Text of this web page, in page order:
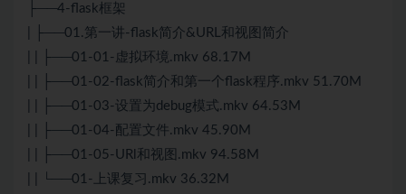
├──4-flask框架
| ├──01.第一讲-flask简介&URL和视图简介
| | ├──01-01-虚拟环境.mkv 68.17M
| | ├──01-02-flask简介和第一个flask程序.mkv 51.70M
| | ├──01-03-设置为debug模式.mkv 64.53M
| | ├──01-04-配置文件.mkv 45.90M
| | ├──01-05-URl和视图.mkv 94.58M
| | └──01-上课复习.mkv 36.32M